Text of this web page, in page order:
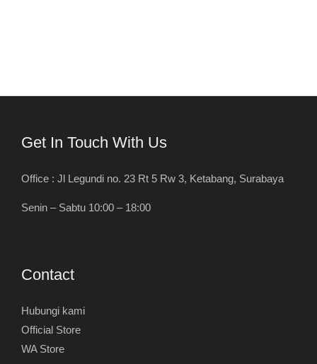
Get In Touch With Us
Office : Jl Legundi no. 23 Rt 5 Rw 3, Ketabang, Surabaya
Senin – Sabtu 10:00 – 18:00
Contact
Hubungi kami
Official Store
WA Store